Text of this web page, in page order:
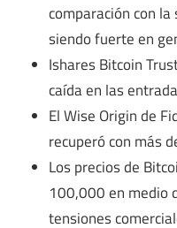
comparación con
siendo fuerte en
Ishares Bitcoin
caída en las
El Wise Origin de
recuperó con más
Los precios de
100,000 en medio
tensiones